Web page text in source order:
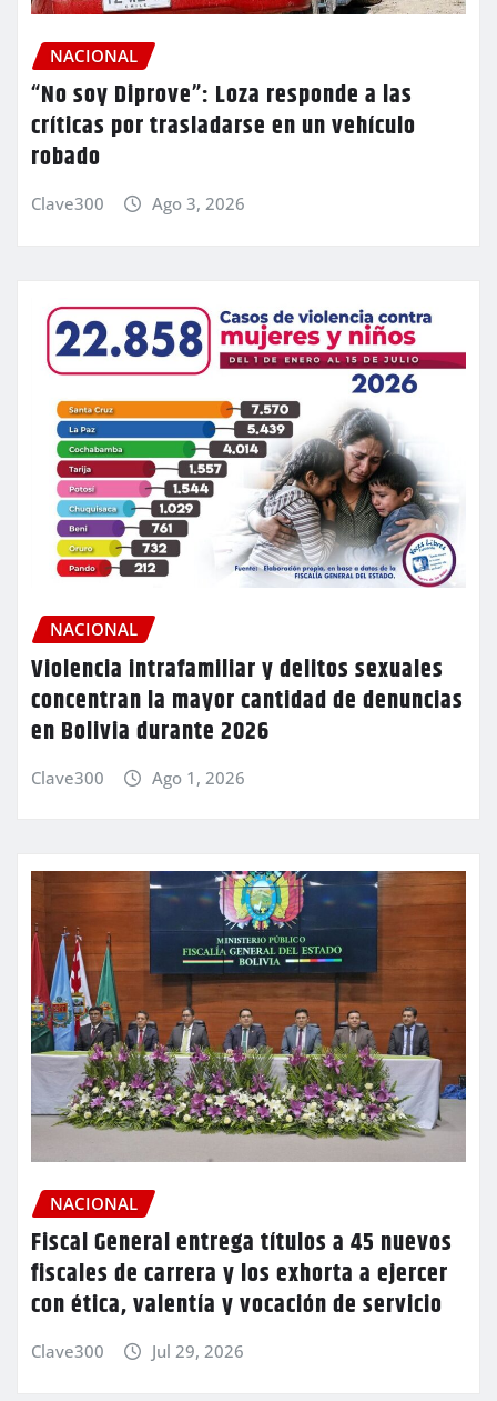
NACIONAL
“No soy Diprove”: Loza responde a las
críticas por trasladarse en un vehículo
robado
Clave300 Ago 3, 2026
NACIONAL
Violencia intrafamiliar y delitos sexuales
concentran la mayor cantidad de denuncias
en Bolivia durante 2026
Clave300 Ago 1, 2026
NACIONAL
Fiscal General entrega títulos a 45 nuevos
fiscales de carrera y los exhorta a ejercer
con ética, valentía y vocación de servicio
Clave300 Jul 29, 2026